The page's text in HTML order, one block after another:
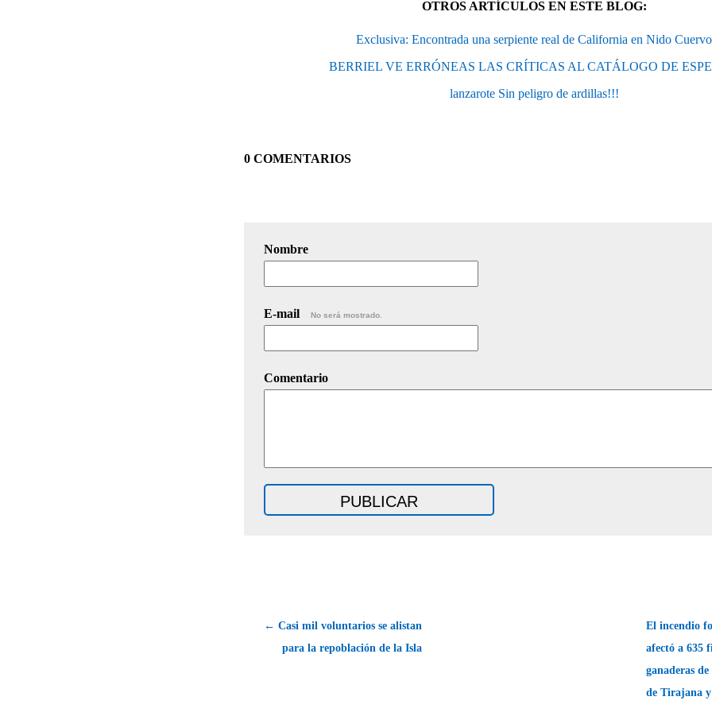
OTROS ARTÍCULOS EN ESTE BLOG:
Exclusiva: Encontrada una serpiente real de California en Nido Cuervo
BERRIEL VE ERRÓNEAS LAS CRÍTICAS AL CATÁLOGO DE
lanzarote Sin peligro de ardillas!!!
0 COMENTARIOS
Nombre
E-mail No será mostrado.
Comentario
← Casi mil voluntarios se alistan
para la repoblación de la Isla
El incendio
afectó a 635
ganaderas
de Tirajana